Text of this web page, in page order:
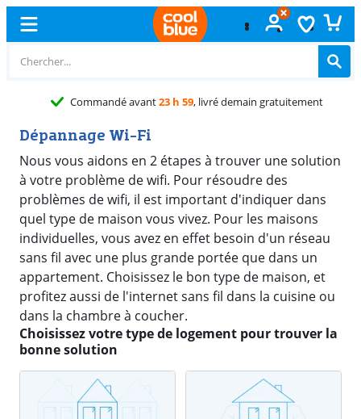
23 h 59, livré demain gratuitement
Dépannage Wi-Fi
Nous vous aidons en 2 étapes à trouver une solution
à votre problème de wifi. Pour résoudre des
problèmes de wifi, il est important d'indiquer dans
quel type de maison vous vivez. Pour les maisons
individuelles, vous avez en effet besoin d'un réseau
sans fil avec une plus grande portée que dans un
appartement. Choisissez le bon type de maison, et
profitez aussi de l'internet sans fil dans la cuisine ou
dans la chambre à coucher.
Choisissez votre type de logement pour trouver la
bonne solution